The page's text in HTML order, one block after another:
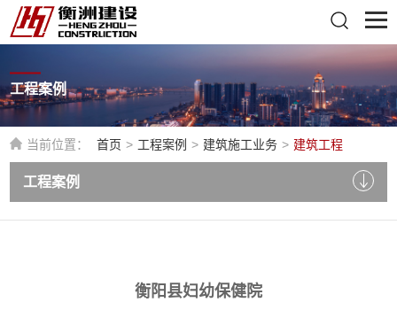
工程案例
当前位置： 首页 > 工程案例 > 建筑施工业务 > 建筑工程
工程案例
衡阳县妇幼保健院